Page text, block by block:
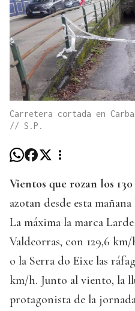
Carretera cortada en
// S.P.
Vientos que rozan los
azotan desde esta
La máxima la marca
Valdeorras, con 129,6
o la Serra do Eixe las
km/h. Junto al viento, la
protagonista de la